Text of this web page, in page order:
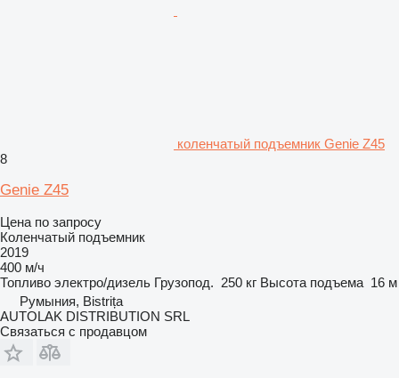
коленчатый подъемник Genie Z45
8
Genie Z45
Цена по запросу
Коленчатый подъемник
2019
400 м/ч
Топливо электро/дизель Грузопод. 250 кг Высота подъема 16 м
Румыния, Bistrița
AUTOLAK DISTRIBUTION SRL
Связаться с продавцом